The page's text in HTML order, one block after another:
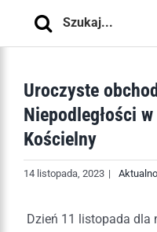
Uroczyste
Niepodległości
Kościelny
14 listopada, 2023 |
Dzień 11 listopada dla